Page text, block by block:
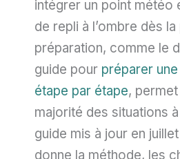
intégrer un point météo
de repli à l’ombre dès
préparation, comme le
guide pour préparer
étape par étape, permet
majorité des situations
guide mis à jour en
donne la méthode, les